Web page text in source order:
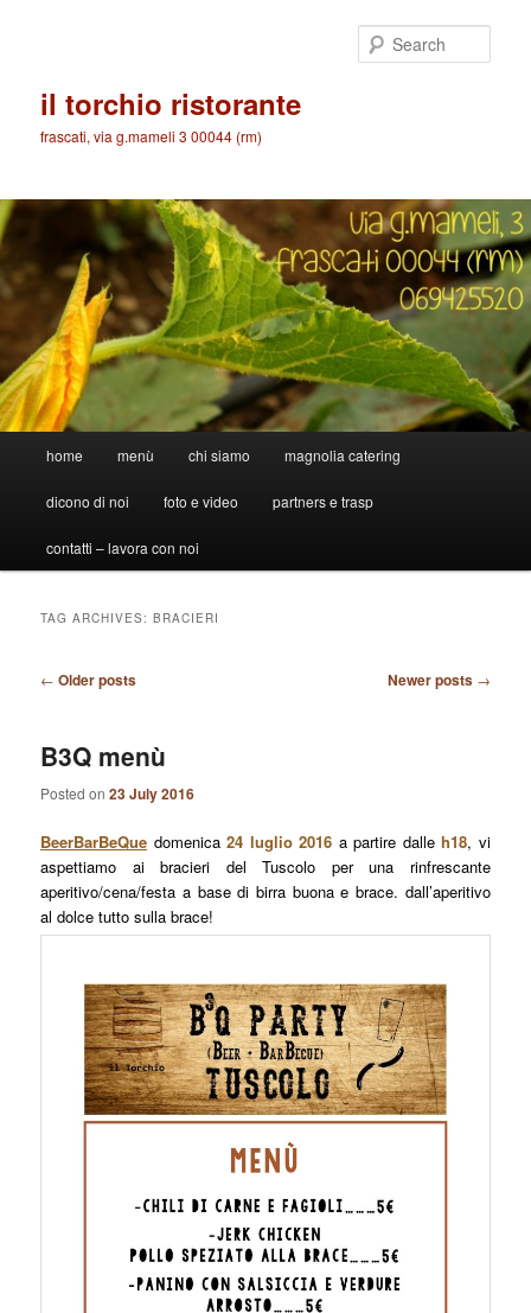
il torchio ristorante
frascati, via g.mameli 3 00044 (rm)
home menù chi siamo magnolia catering
dicono di noi foto e video partners e trasp
contatti – lavora con noi
TAG ARCHIVES:BRACIERI
Post
← Older posts Newer posts →
B3Q menù
Posted on23 July 2016
BeerBarBeQue domenica24 luglio 2016 a partire dalleh18, vi
aspettiamo ai bracieri del Tuscolo per una rinfrescante
aperitivo/cena/festa a base di birra buona e brace. dall’aperitivo
al dolce tutto sulla brace!